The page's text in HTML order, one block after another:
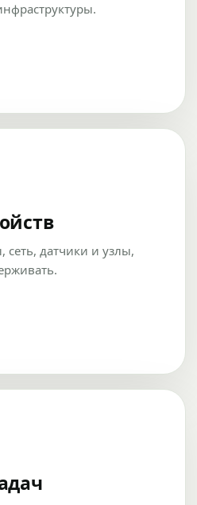
сеть, датчики и узлы,